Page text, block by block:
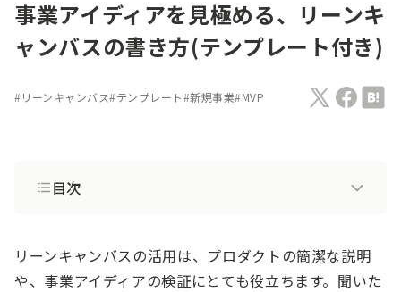
事業アイディアを見極める、リーンキ
ャンバスの書き方(テンプレート付き)
#リーンキャンバス#テンプレート#新規事業#MVP
目次
リーンキャンバスの活用は、プロダクトの簡潔な説明
や、事業アイディアの検証にとても役立ちます。聞いた